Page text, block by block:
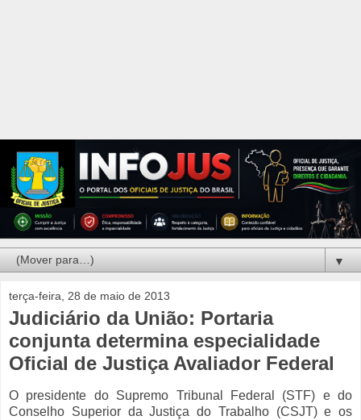
▼
terça-feira, 28 de maio de 2013
Judiciário da União: Portaria
conjunta determina especialidade
Oficial de Justiça Avaliador Federal
O presidente do Supremo Tribunal Federal (STF) e do
Conselho Superior da Justiça do Trabalho (CSJT) e os